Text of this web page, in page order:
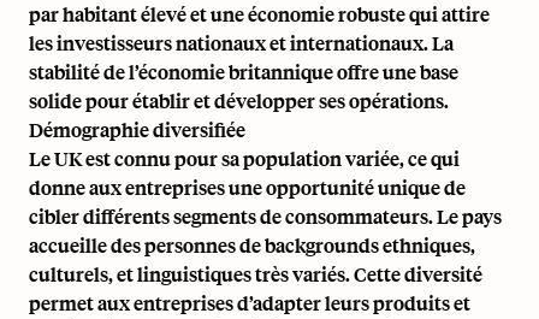
par habitant élevé et une économie robuste qui attire
les investisseurs nationaux et internationaux. La
stabilité de l’économie britannique offre une base
solide pour établir et développer ses opérations.
Démographie diversifiée
Le UK est connu pour sa population variée, ce qui
donne aux entreprises une opportunité unique de
cibler différents segments de consommateurs. Le pays
accueille des personnes de backgrounds ethniques,
culturels, et linguistiques très variés. Cette diversité
permet aux entreprises d’adapter leurs produits et